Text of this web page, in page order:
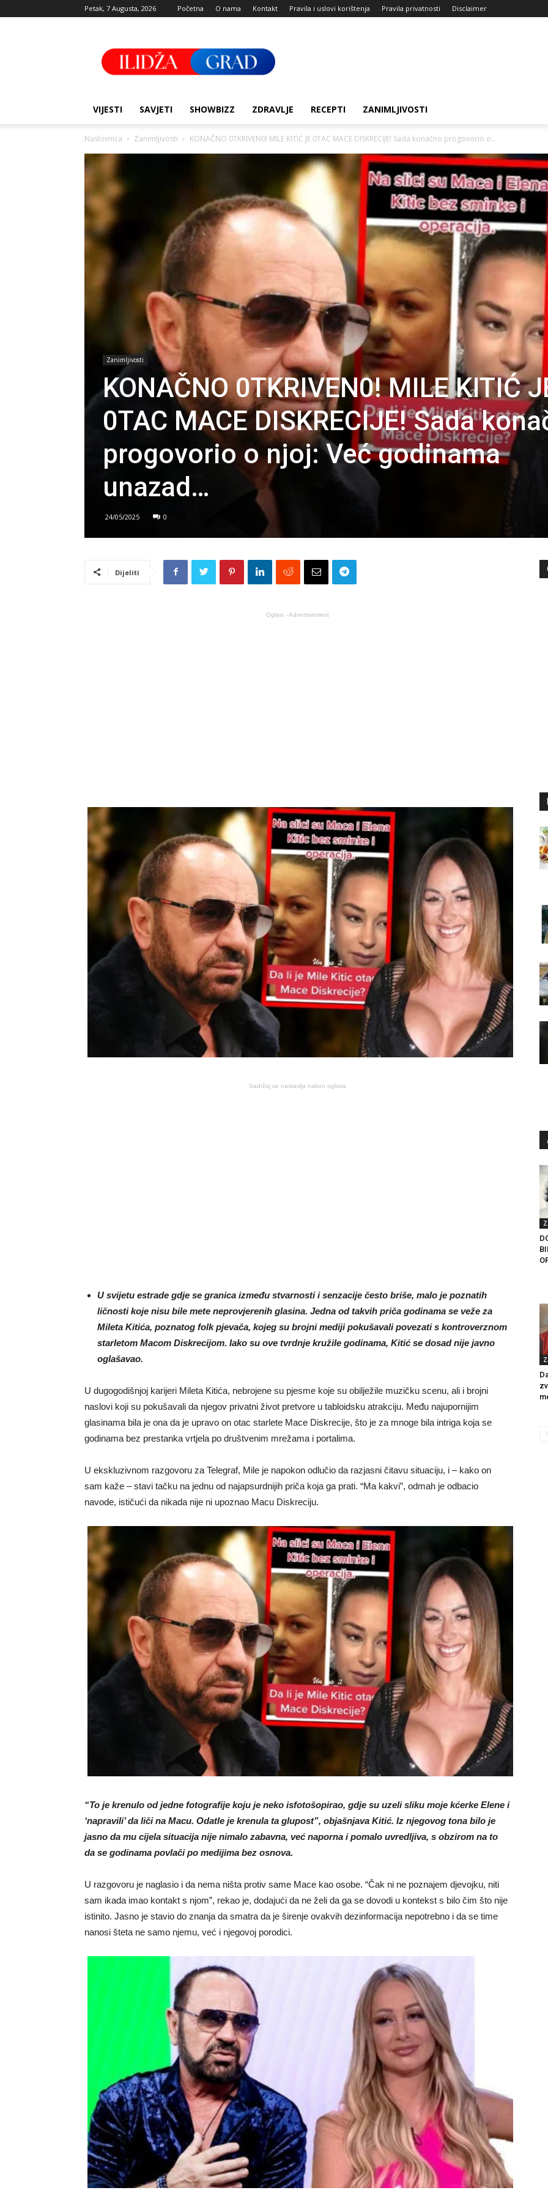
Petak, 7 Augusta, 2026 Početna O nama Kontakt Pravila i uslovi korištenja Pravila privatnosti Disclaimer
Grad
VIJESTI SAVJETI SHOWBIZZ ZDRAVLJE RECEPTI ZANIMLJIVOSTI
Naslovnica Zanimljivosti KONAČNO 0TKRIVEN0! MILE KITIĆ JE 0TAC MACE DISKRECIJE! Sada konačno progovorio o...
Zanimljivosti
KONAČNO 0TKRIVEN0! MILE KITIĆ
0TAC MACE DISKRECIJE! Sada
progovorio o njoj: Već godinama
unazad…
24/05/2025 0
Dijeliti
Oglasi - Advertisement
Sadržaj se nastavlja nakon oglasa
U svijetu estrade gdje se granica između stvarnosti i senzacije često briše, malo je poznatih
ličnosti koje nisu bile mete neprovjerenih glasina. Jedna od takvih priča godinama se veže za
Mileta Kitića, poznatog folk pjevača, kojeg su brojni mediji pokušavali povezati s kontroverznom
starletom Macom Diskrecijom. Iako su ove tvrdnje kružile godinama, Kitić se dosad nije javno
oglašavao.
U dugogodišnjoj karijeri Mileta Kitića, nebrojene su pjesme koje su obilježile muzičku scenu, ali i brojni
naslovi koji su pokušavali da njegov privatni život pretvore u tabloidsku atrakciju. Među najupornijim
glasinama bila je ona da je upravo on otac starlete Mace Diskrecije, što je za mnoge bila intriga koja se
godinama bez prestanka vrtjela po društvenim mrežama i portalima.
U ekskluzivnom razgovoru za Telegraf, Mile je napokon odlučio da razjasni čitavu situaciju, i – kako on
sam kaže – stavi tačku na jednu od najapsurdnijih priča koja ga prati. “Ma kakvi”, odmah je odbacio
navode, ističući da nikada nije ni upoznao Macu Diskreciju.
“To je krenulo od jedne fotografije koju je neko isfotošopirao, gdje su uzeli sliku moje kćerke Elene i
‘napravili’ da liči na Macu. Odatle je krenula ta glupost”, objašnjava Kitić. Iz njegovog tona bilo je
jasno da mu cijela situacija nije nimalo zabavna, već naporna i pomalo uvredljiva, s obzirom na to
da se godinama povlači po medijima bez osnova.
U razgovoru je naglasio i da nema ništa protiv same Mace kao osobe. “Čak ni ne poznajem djevojku, niti
sam ikada imao kontakt s njom”, rekao je, dodajući da ne želi da ga se dovodi u kontekst s bilo čim što nije
istinito. Jasno je stavio do znanja da smatra da je širenje ovakvih dezinformacija nepotrebno i da se time
nanosi šteta ne samo njemu, već i njegovoj porodici.